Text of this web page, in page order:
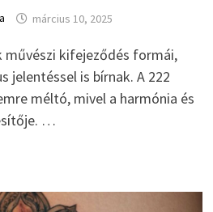
március 10, 2025
művészi kifejeződés formái,
jelentéssel is bírnak. A 222
méltó, mivel a harmónia és
…